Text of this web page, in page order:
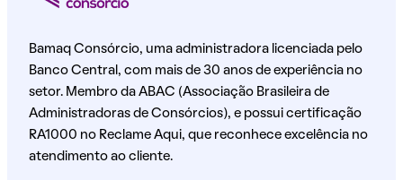
Bamaq Consórcio, uma administradora licenciada pelo
Banco Central, com mais de 30 anos de experiência no
setor. Membro da ABAC (Associação Brasileira de
Administradoras de Consórcios), e possui certificação
RA1000 no Reclame Aqui, que reconhece excelência no
atendimento ao cliente.